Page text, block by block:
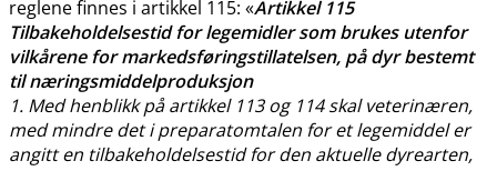
reglene finnes i artikkel 115: «Artikkel 115
Tilbakeholdelsestid for legemidler som brukes utenfor
vilkårene for markedsføringstillatelsen, på dyr bestemt
til næringsmiddelproduksjon
1. Med henblikk på artikkel 113 og 114 skal veterinæren,
med mindre det i preparatomtalen for et legemiddel er
angitt en tilbakeholdelsestid for den aktuelle dyrearten,